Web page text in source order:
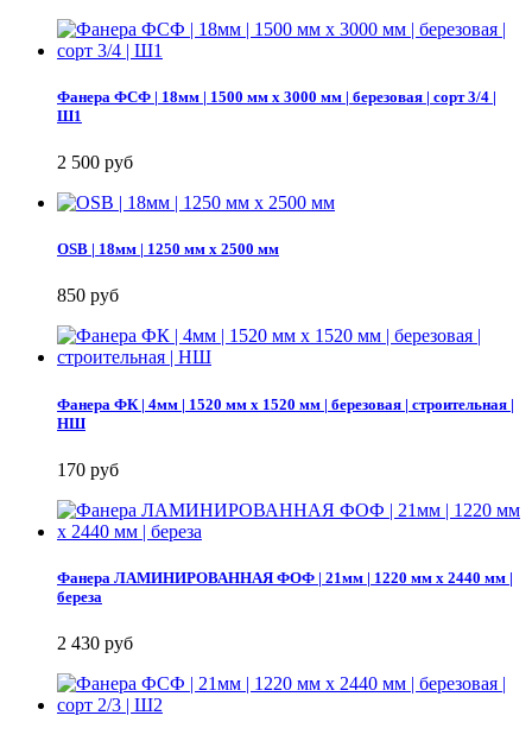
Фанера ФСФ | 18мм | 1500 мм х 3000 мм | березовая | сорт 3/4 |
Ш1
2 500 руб
OSB | 18мм | 1250 мм х 2500 мм
850 руб
Фанера ФК | 4мм | 1520 мм х 1520 мм | березовая | строительная |
НШ
170 руб
Фанера ЛАМИНИРОВАННАЯ ФОФ | 21мм | 1220 мм х 2440 мм |
береза
2 430 руб